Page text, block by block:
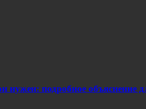
нужен: подробное объяснение